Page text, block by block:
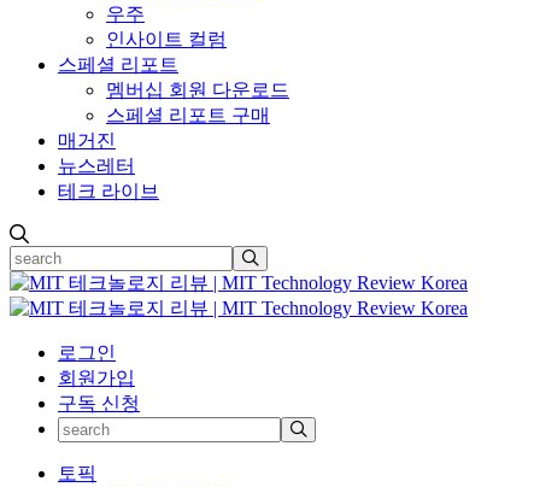
우주
인사이트 컬럼
스페셜 리포트
멤버십 회원 다운로드
스페셜 리포트 구매
매거진
뉴스레터
테크 라이브
로그인
회원가입
구독 신청
토픽